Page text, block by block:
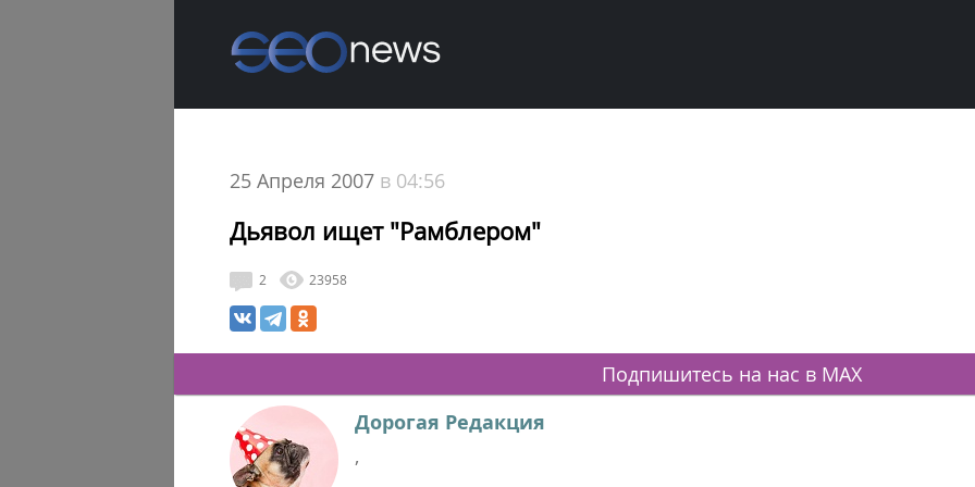
25 Апреля 2007 в 04:56
Дьявол ищет "Рамблером"
2 23958
Подпишитесь на нас в MAX
Дорогая Редакция
,